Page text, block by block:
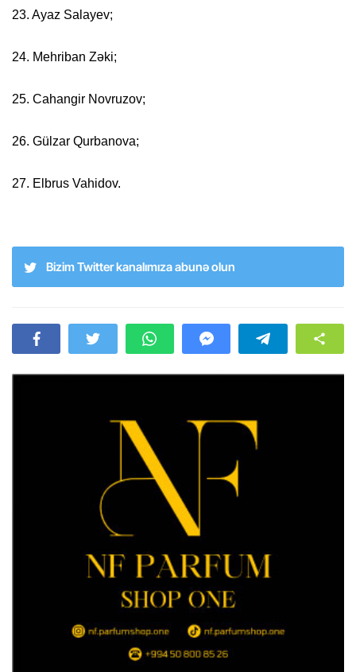
23. Ayaz Salayev;
24. Mehriban Zəki;
25. Cahangir Novruzov;
26. Gülzar Qurbanova;
27. Elbrus Vahidov.
Bizim Twitter kanalımıza abunə olun